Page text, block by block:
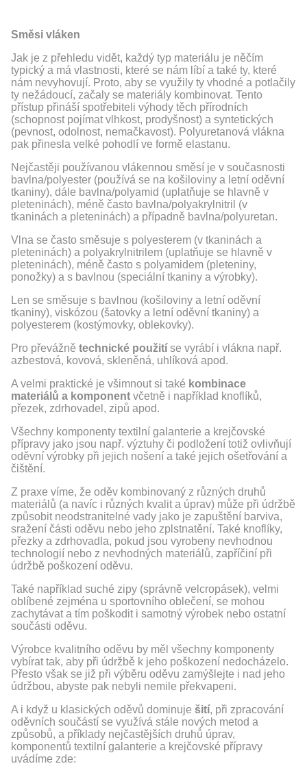
Směsi vláken
Jak je z přehledu vidět, každý typ materiálu je něčím
typický a má vlastnosti, které se nám líbí a také ty, které
nám nevyhovují. Proto, aby se využily ty vhodné a potlačily
ty nežádoucí, začaly se materiály kombinovat. Tento
přístup přináší spotřebiteli výhody těch přírodních
(schopnost pojímat vlhkost, prodyšnost) a syntetických
(pevnost, odolnost, nemačkavost). Polyuretanová vlákna
pak přinesla velké pohodlí ve formě elastanu.
Nejčastěji používanou vlákennou směsí je v současnosti
bavlna/polyester (používá se na košiloviny a letní oděvní
tkaniny), dále bavlna/polyamid (uplatňuje se hlavně v
pleteninách), méně často bavlna/polyakrylnitril (v
tkaninách a pleteninách) a případně bavlna/polyuretan.
Vlna se často směsuje s polyesterem (v tkaninách a
pleteninách) a polyakrylnitrilem (uplatňuje se hlavně v
pleteninách), méně často s polyamidem (pleteniny,
ponožky) a s bavlnou (speciální tkaniny a výrobky).
Len se směsuje s bavlnou (košiloviny a letní oděvní
tkaniny), viskózou (šatovky a letní oděvní tkaniny) a
polyesterem (kostýmovky, oblekovky).
Pro převážně technické použití se vyrábí i vlákna např.
azbestová, kovová, skleněná, uhlíková apod.
A velmi praktické je všimnout si také kombinace
materiálů a komponent včetně i například knoflíků,
přezek, zdrhovadel, zipů apod.
Všechny komponenty textilní galanterie a krejčovské
přípravy jako jsou např. výztuhy či podložení totiž ovlivňují
oděvní výrobky při jejich nošení a také jejich ošetřování a
čištění.
Z praxe víme, že oděv kombinovaný z různých druhů
materiálů (a navíc i různých kvalit a úprav) může při údržbě
způsobit neodstranitelné vady jako je zapuštění barviva,
sražení části oděvu nebo jeho zplstnatění. Také knoflíky,
přezky a zdrhovadla, pokud jsou vyrobeny nevhodnou
technologií nebo z nevhodných materiálů, zapříčiní při
údržbě poškození oděvu.
Také například suché zipy (správně velcropásek), velmi
oblíbené zejména u sportovního oblečení, se mohou
zachytávat a tím poškodit i samotný výrobek nebo ostatní
součásti oděvu.
Výrobce kvalitního oděvu by měl všechny komponenty
vybírat tak, aby při údržbě k jeho poškození nedocházelo.
Přesto však se již při výběru oděvu zamýšlejte i nad jeho
údržbou, abyste pak nebyli nemile překvapeni.
A i když u klasických oděvů dominuje šití, při zpracování
oděvních součástí se využívá stále nových metod a
způsobů, a příklady nejčastějších druhů úprav,
komponentů textilní galanterie a krejčovské přípravy
uvádíme zde: